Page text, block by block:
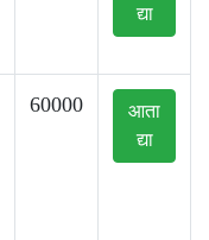
द्या
60000
आता
द्या